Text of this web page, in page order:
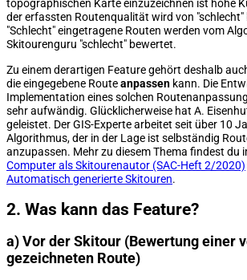
topographischen Karte einzuzeichnen ist hohe
der erfassten Routenqualität wird von "schlecht"
"Schlecht" eingetragene Routen werden vom
Skitourenguru "schlecht" bewertet.
Zu einem derartigen Feature gehört deshalb
die eingegebene Routeanpassen kann. Die
Implementation eines solchen
sehr aufwändig. Glücklicherweise hat A.
geleistet. Der GIS-Experte arbeitet seit über 10
Algorithmus, der in der Lage ist selbständig
anzupassen. Mehr zu diesem Thema findest du
Computer als Skitourenautor (SAC-Heft 2/2020)
Automatisch generierte Skitouren.
2. Was kann das Feature?
a) Vor der Skitour (Bewertung einer
gezeichneten Route)